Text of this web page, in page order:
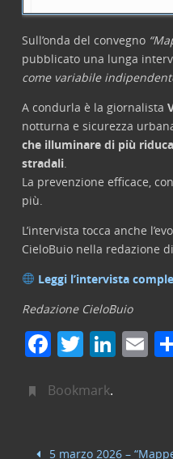
Sull’onda del convegno
pubblicato una lunga
come variabile
A condurla è la giornalista
notturna e sicurezza
che illuminare di più
stradali
La prevenzione efficace,
più.
L’intervista tocca anche
CieloBuio nella redazione
Leggi l’intervista
Redazione CieloBuio
F
a
c
b
T
w
itt
Li
n
dI
E
m
Bookmark.
5 marzo 2026 –